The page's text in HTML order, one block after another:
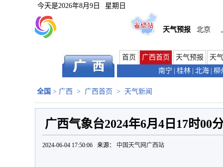
今天是2026年8月9日 星期日
天气预报 北京
首页 广西首页 天气预报
天
南宁
桂林 北海 柳
全国 > 广西 > 广西首页 > 天气新闻
广西气象台2024年6月4日17时00
2024-06-04 17:50:06 来源： 中国天气网广西站